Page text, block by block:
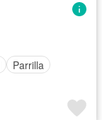
Parrilla